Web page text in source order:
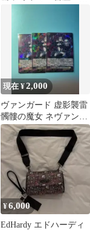
現在 ¥2,000
ヴァンガード 虚影襲雷
髑髏の魔女 ネヴァン
RRR
¥6,000
EdHardy エドハーディ